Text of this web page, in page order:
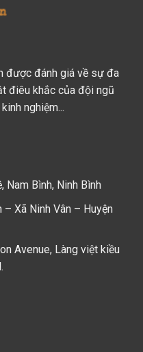
được đánh giá về sự đa
điêu khắc của đội ngũ
nghiệm...
Nam Bình, Ninh Bình
– Xã Ninh Vân – Huyện
Avenue, Làng việt kiều